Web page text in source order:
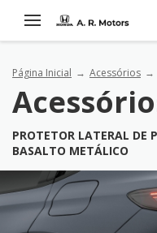
Página Inicial Acessórios
PROTETOR LATERAL DE
BASALTO METÁLICO